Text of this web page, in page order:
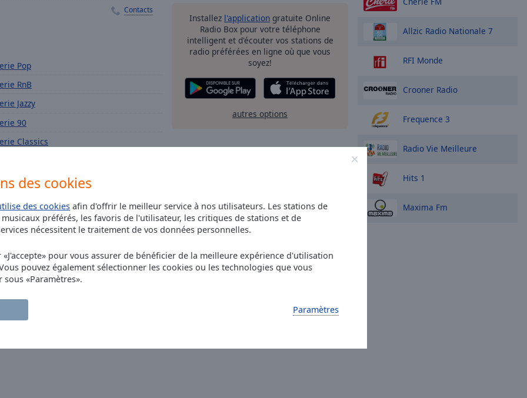
des cookies
des cookies afin d'offrir le meilleur service à nos utilisateurs. Les stations de
préférés, les favoris de l'utilisateur, les critiques de stations et de
nécessitent le traitement de vos données personnelles.
pour vous assurer de bénéficier de la meilleure expérience d'utilisation
pouvez également sélectionner les cookies ou les technologies que vous
«Paramètres».
Paramètres
Contacts
Pop
RnB
Jazzy
90
Classics
la Playlist 2000
Generation 2000
Soleil
Francais 2000
Morning Motivation
Installez l'application gratuite Online
Radio Box pour votre téléphone
intelligent et d'écouter vos stations de
radio préférées en ligne où que vous
soyez!
autres options
Allzic Radio Nationale 7
RFI Monde
Crooner Radio
Frequence 3
Radio Vie Meilleure
Hits 1
Maxima Fm